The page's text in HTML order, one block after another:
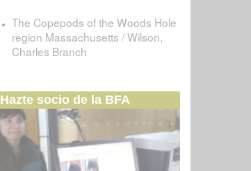
The Copepods of the Woods Hole
region Massachusetts / Wilson,
Charles Branch
Hazte socio de la BFA